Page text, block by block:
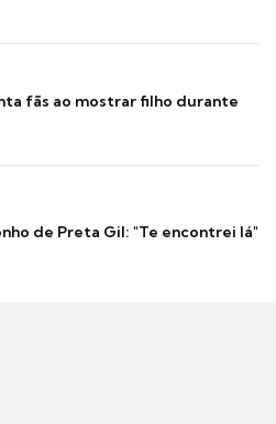
fãs ao mostrar filho durante
de Preta Gil: "Te encontrei lá"